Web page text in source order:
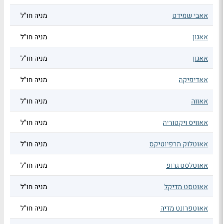
אאבי שמידט מניה חו"ל
אאגון מניה חו"ל
אאגון מניה חו"ל
אאדיפיקה מניה חו"ל
אאווה מניה חו"ל
אאוויס ויקטוריה מניה חו"ל
אאוטלוק תרפיוטיקס מניה חו"ל
אאוטלסט גרופ מניה חו"ל
אאוטסט מדיקל מניה חו"ל
אאוטפרונט מדיה מניה חו"ל